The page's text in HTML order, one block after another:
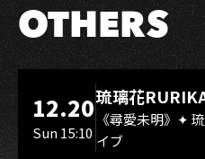
OTHERS
LIVE WAREHOUSE 小庫
12.20
Sun 15:10
琉璃花
Rebirth、
スマイル（O.A.
《尋愛未明》✦
イブ